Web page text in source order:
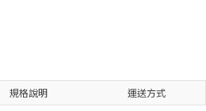
規格說明 運送方式